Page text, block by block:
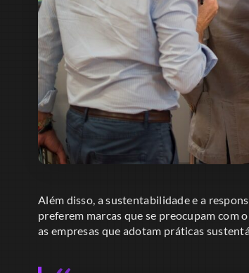
Além disso, a sustentabilidade e a
preferem marcas que se preocupam com
as empresas que adotam práticas